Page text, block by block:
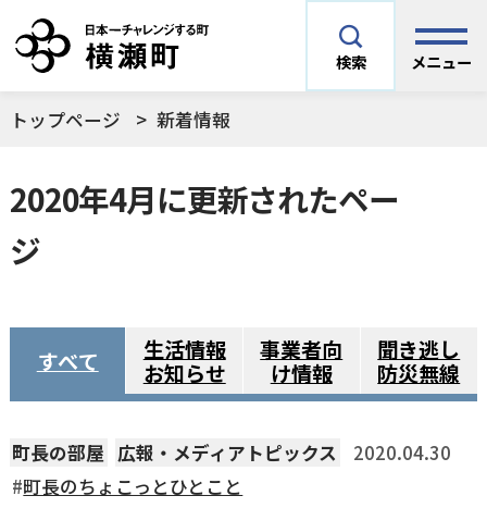
検索 メニュー
メニューを閉じる
安全安心情報
できごとや場面から探す
育児／子育て
予防接種／健診など
住民票 町税
印鑑登録 戸籍の届出
よく利用されているコンテンツ
横瀬町の施設
健康・福祉
涯学習
トップページ 新着情報
2020年4月に更新されたペー
ジ
すべて 生活情報
お知らせ
事業者向
け情報
聞き逃し
防災無線
町長の部屋 広報・メディアトピックス
2020.04.30
町長のちょこっとひとこと